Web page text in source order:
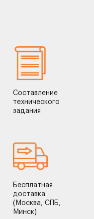
Составление
технического
задания
Бесплатная
доставка
(Москва, СПБ,
Минск)